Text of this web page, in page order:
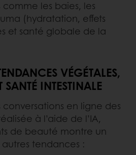
comme les baies, les
(hydratation, effets
et santé globale de la
VÉGÉTALES,
INTESTINALE
en ligne des
à l’aide de l’IA,
de beauté montre un
tendances :